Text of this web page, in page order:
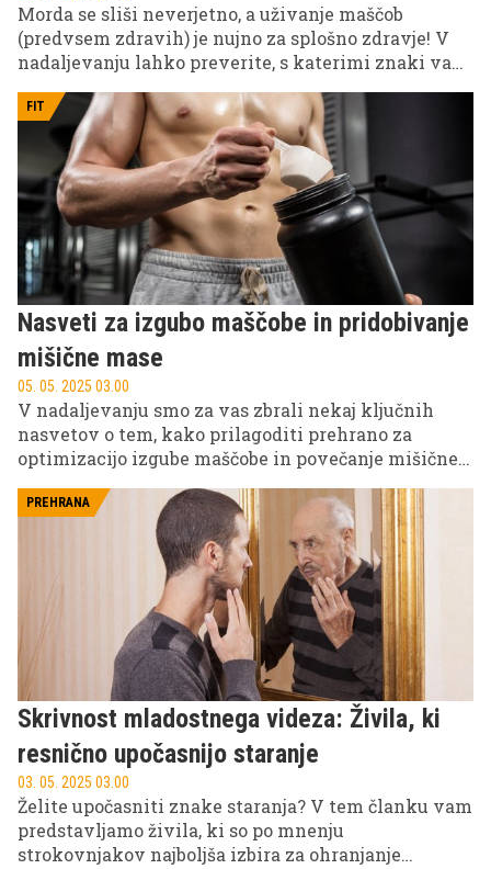
Morda se sliši neverjetno, a uživanje maščob
(predvsem zdravih) je nujno za splošno zdravje! V
nadaljevanju lahko preverite, s katerimi znaki vam
količino tega pomembnega hranila.
FIT
Nasveti za izgubo maščobe in pridobivanje
mišične mase
05. 05. 2025 03.00
V nadaljevanju smo za vas zbrali nekaj ključnih
nasvetov o tem, kako prilagoditi prehrano za
optimizacijo izgube maščobe in povečanje mišične
PREHRANA
Skrivnost mladostnega videza: Živila, ki
resnično upočasnijo staranje
03. 05. 2025 03.00
Želite upočasniti znake staranja? V tem članku vam
predstavljamo živila, ki so po mnenju
strokovnjakov najboljša izbira za ohranjanje